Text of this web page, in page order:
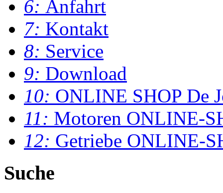
6: Anfahrt
7: Kontakt
8: Service
9: Download
10: ONLINE SHOP De
11: Motoren ONLINE-
12: Getriebe ONLINE-
Suche